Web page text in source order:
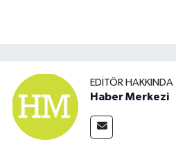
EDITÖR HAKKINDA
Haber Merkezi